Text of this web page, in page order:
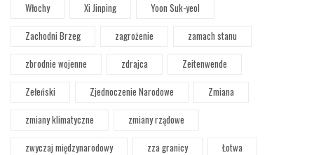
Włochy
Xi Jinping
Yoon Suk-yeol
Zachodni Brzeg
zagrożenie
zamach stanu
zbrodnie wojenne
zdrajca
Zeitenwende
Zełeński
Zjednoczenie Narodowe
Zmiana
zmiany klimatyczne
zmiany rządowe
zwyczaj międzynarodowy
zza granicy
Łotwa